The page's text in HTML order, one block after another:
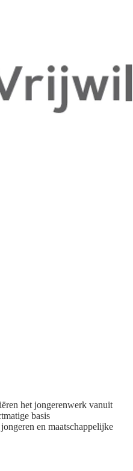
het jongerenwerk vanuit
basis
en maatschappelijke